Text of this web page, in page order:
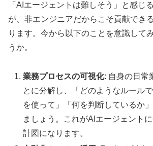
「AIエージェントは難しそう」と感じ
が、非エンジニアだからこそ貢献でき
ります。今から以下のことを意識して
うか。
業務プロセスの可視化: 自身の日常
とに分解し、「どのようなルール
を使って」「何を判断しているか
ましょう。これがAIエージェント
計図になります。